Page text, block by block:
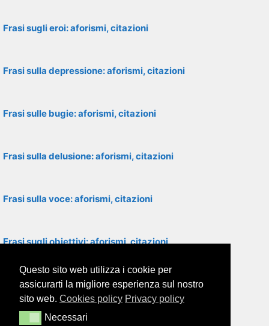
Frasi sugli eroi: aforismi, citazioni
Frasi sulla depressione: aforismi, citazioni
Frasi sulle bugie: aforismi, citazioni
Frasi sulla delusione: aforismi, citazioni
Frasi sulla voce: aforismi, citazioni
Frasi sugli obiettivi: aforismi, citazioni
Frasi sulla seduzione: aforismi, citazioni
Questo sito web utilizza i cookie per
assicurarti la migliore esperienza sul nostro
sito web. Cookies policy Privacy policy
NecessariNecessari